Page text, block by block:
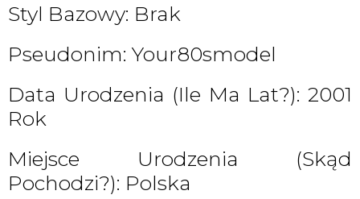
Styl Bazowy: Brak
Pseudonim: Your80smodel
Data Urodzenia (ile Ma Lat?): 2001
Rok
Miejsce Urodzenia (skąd
Pochodzi?): Polska